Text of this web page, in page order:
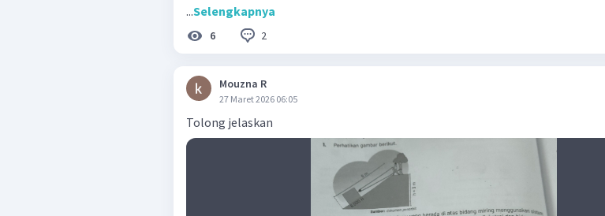
...Selengkapnya
6 2
Mouzna R
27 Maret 2026 06:05
Tolong jelaskan